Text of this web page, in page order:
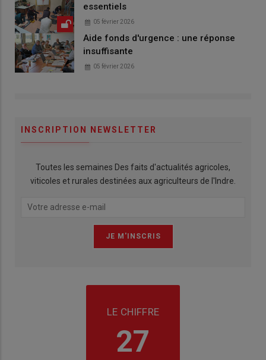
essentiels
05 février 2026
Aide fonds d'urgence : une réponse
insuffisante
05 février 2026
INSCRIPTION NEWSLETTER
Toutes les semaines Des faits d'actualités agricoles,
viticoles et rurales destinées aux agriculteurs de l'Indre.
LE CHIFFRE
27